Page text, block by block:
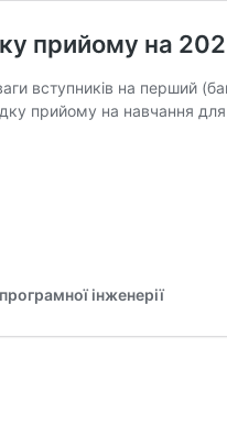
прийому на
вступників на перший
прийому на навчання
інженерії